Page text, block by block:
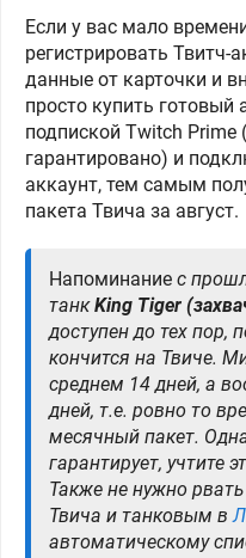
Если у вас мало
регистрировать Твитч-
данные от карточки и
просто купить готовый
подпиской Twitch Prime
гарантировано) и
аккаунт, тем самым
пакета Твича за август.
Напоминание с
танк King Tiger
доступен до тех пор,
кончится на Твиче.
среднем 14 дней, а
дней, т.е. ровно то
месячный пакет.
гарантирует, учтите
Также не нужно
Твича и танковым в
автоматическому